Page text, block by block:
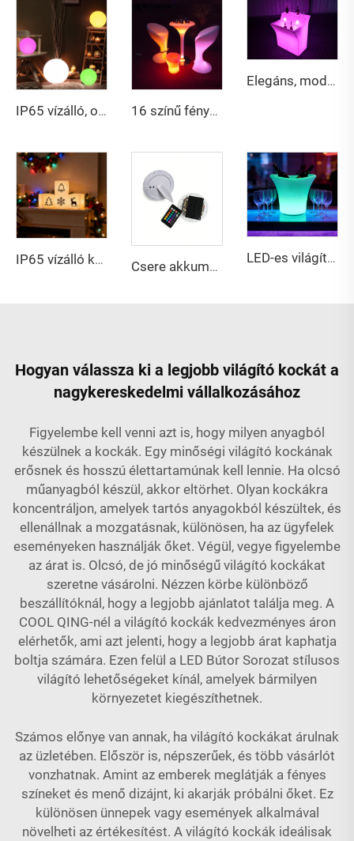
IP65 vízálló, okos 30 cm-es LED golyó | Kertparti tájvilágítás 16 színű fényes éjszakai klubos, bárbuli bérelhető magas bárszék világító LED-es fénylő bárszék
Elegáns, modern, menő LED bárpult, tartós műanyag világító buliasztal, stílusos otthoni bár bútor dizájn
IP65 vízálló karácsonyi többszínű RGB újratölthető LED jégkocka lámpa gyermek érzékszervi játékhoz, étterem, bár, randi, buli Csere akkumulátoros napelemes LED lámpa IP54 védettségű LED izzóval kerti kültéri használatra
LED-es világítású jégtartó doboz bár és éjszakai klubok számára
Hogyan válassza ki a legjobb világító kockát a
nagykereskedelmi vállalkozásához
Figyelembe kell venni azt is, hogy milyen anyagból
készülnek a kockák. Egy minőségi világító kockának
erősnek és hosszú élettartamúnak kell lennie. Ha olcsó
műanyagból készül, akkor eltörhet. Olyan kockákra
koncentráljon, amelyek tartós anyagokból készültek, és
ellenállnak a mozgatásnak, különösen, ha az ügyfelek
eseményeken használják őket. Végül, vegye figyelembe
az árat is. Olcsó, de jó minőségű világító kockákat
szeretne vásárolni. Nézzen körbe különböző
beszállítóknál, hogy a legjobb ajánlatot találja meg. A
COOL QING-nél a világító kockák kedvezményes áron
elérhetők, ami azt jelenti, hogy a legjobb árat kaphatja
boltja számára. Ezen felül a LED Bútor Sorozat stílusos
világító lehetőségeket kínál, amelyek bármilyen
környezetet kiegészíthetnek.
Számos előnye van annak, ha világító kockákat árulnak
az üzletében. Először is, népszerűek, és több vásárlót
vonzhatnak. Amint az emberek meglátják a fényes
színeket és menő dizájnt, ki akarják próbálni őket. Ez
különösen ünnepek vagy események alkalmával
növelheti az értékesítést. A világító kockák ideálisak